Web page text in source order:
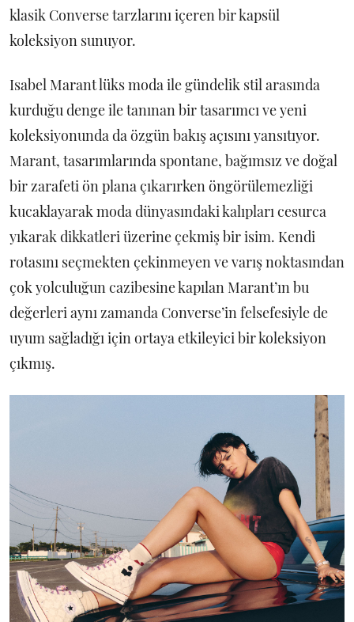
klasik Converse tarzlarını içeren bir kapsül
koleksiyon sunuyor.
Isabel Marant lüks moda ile gündelik stil arasında
kurduğu denge ile tanınan bir tasarımcı ve yeni
koleksiyonunda da özgün bakış açısını yansıtıyor.
Marant, tasarımlarında spontane, bağımsız ve doğal
bir zarafeti ön plana çıkarırken öngörülemezliği
kucaklayarak moda dünyasındaki kalıpları cesurca
yıkarak dikkatleri üzerine çekmiş bir isim. Kendi
rotasını seçmekten çekinmeyen ve varış noktasından
çok yolculuğun cazibesine kapılan Marant’ın bu
değerleri aynı zamanda Converse’in felsefesiyle de
uyum sağladığı için ortaya etkileyici bir koleksiyon
çıkmış.